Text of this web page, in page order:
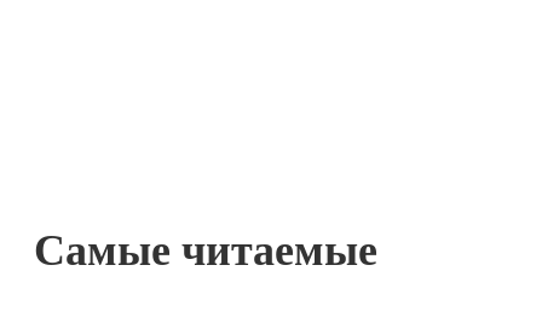
Самые читаемые